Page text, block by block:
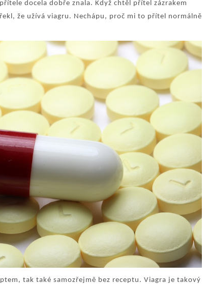
docela dobře znala. Když chtěl přítel zázrakem
že užívá viagru. Nechápu, proč mi to přítel normálně
tak také samozřejmě bez receptu. Viagra je takový